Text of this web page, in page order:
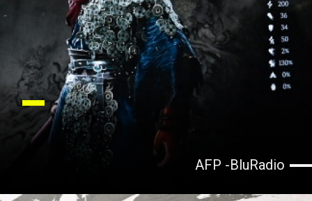
AFP -BluRadio